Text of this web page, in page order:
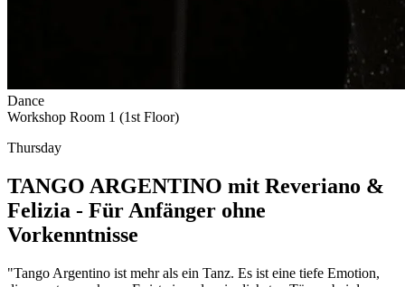
Dance
Workshop Room 1 (1st Floor)
Thursday
TANGO ARGENTINO mit Reveriano &
Felizia - Für Anfänger ohne
Vorkenntnisse
"Tango Argentino ist mehr als ein Tanz. Es ist eine tiefe Emotion,